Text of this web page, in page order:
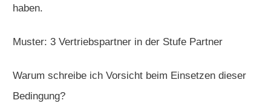
haben.
Muster: 3 Vertriebspartner in der Stufe Partner
Warum schreibe ich Vorsicht beim Einsetzen dieser
Bedingung?